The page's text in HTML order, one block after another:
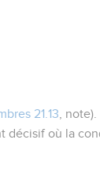
21.13 ,
décisif où la